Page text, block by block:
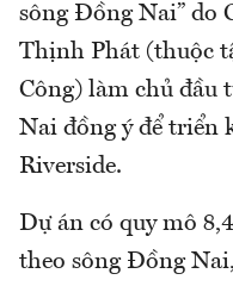
sông Đồng Nai” do
Thịnh Phát (thuộc
Công) làm chủ
Nai đồng ý để triển
Riverside.
Dự án có quy mô
theo sông Đồng